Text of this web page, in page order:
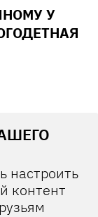
У
настроить
контент